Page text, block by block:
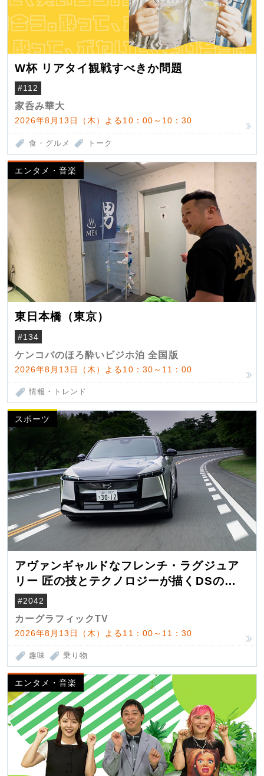
W杯 リアタイ観戦すべきか問題
#112
家呑み華大
2026年8月13日（木）よる10：00～10：30
食・グルメ トーク
エンタメ・音楽
東日本橋（東京）
#134
ケンコバのほろ酔いビジホ泊 全国版
2026年8月13日（木）よる10：30～11：00
情報・トレンド
スポーツ
アヴァンギャルドなフレンチ・ラグジュア
リー 匠の技とテクノロジーが描くDSの世
界観
#2042
カーグラフィックTV
2026年8月13日（木）よる11：00～11：30
趣味 乗り物
エンタメ・音楽